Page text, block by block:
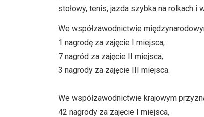
stołowy, tenis, jazda szybka na rolkach i
We współzawodnictwie
1 nagrodę za zajęcie I miejsca,
7 nagród za zajęcie II miejsca,
3 nagrody za zajęcie III miejsca.
We współzawodnictwie krajowym
42 nagrody za zajęcie I miejsca,